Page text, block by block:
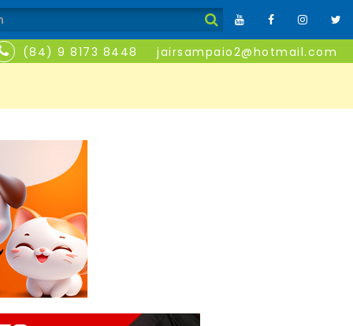
(84) 9 8173 8448 jairsampaio2@hotmail.com